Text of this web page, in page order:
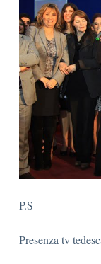
P.S
Presenza tv